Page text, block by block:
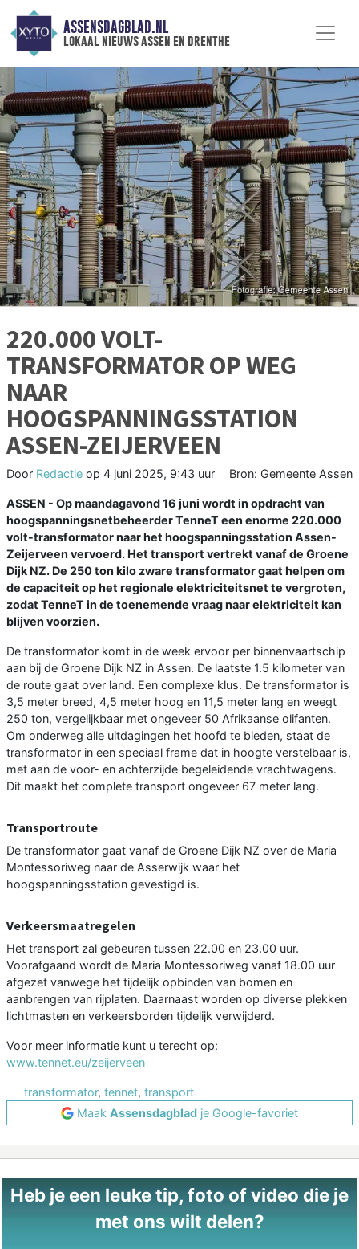
ASSENSDAGBLAD.NL
lokaal nieuws assen en drenthe
220.000 VOLT-
TRANSFORMATOR OP WEG
NAAR
HOOGSPANNINGSSTATION
ASSEN-ZEIJERVEEN
Door Redactie op 4 juni 2025, 9:43 uur Bron: Gemeente Assen
ASSEN - Op maandagavond 16 juni wordt in opdracht van
hoogspanningsnetbeheerder TenneT een enorme 220.000
volt-transformator naar het hoogspanningsstation Assen-
Zeijerveen vervoerd. Het transport vertrekt vanaf de Groene
Dijk NZ. De 250 ton kilo zware transformator gaat helpen om
de capaciteit op het regionale elektriciteitsnet te vergroten,
zodat TenneT in de toenemende vraag naar elektriciteit kan
blijven voorzien.
De transformator komt in de week ervoor per binnenvaartschip
aan bij de Groene Dijk NZ in Assen. De laatste 1.5 kilometer van
de route gaat over land. Een complexe klus. De transformator is
3,5 meter breed, 4,5 meter hoog en 11,5 meter lang en weegt
250 ton, vergelijkbaar met ongeveer 50 Afrikaanse olifanten.
Om onderweg alle uitdagingen het hoofd te bieden, staat de
transformator in een speciaal frame dat in hoogte verstelbaar is,
met aan de voor- en achterzijde begeleidende vrachtwagens.
Dit maakt het complete transport ongeveer 67 meter lang.
Transportroute
De transformator gaat vanaf de Groene Dijk NZ over de Maria
Montessoriweg naar de Asserwijk waar het
hoogspanningsstation gevestigd is.
Verkeersmaatregelen
Het transport zal gebeuren tussen 22.00 en 23.00 uur.
Voorafgaand wordt de Maria Montessoriweg vanaf 18.00 uur
afgezet vanwege het tijdelijk opbinden van bomen en
aanbrengen van rijplaten. Daarnaast worden op diverse plekken
lichtmasten en verkeersborden tijdelijk verwijderd.
Voor meer informatie kunt u terecht op:
www.tennet.eu/zeijerveen
transformator, tennet, transport
Maak Assensdagblad je Google-favoriet
Heb je een leuke tip, foto of video die je
met ons wilt delen?